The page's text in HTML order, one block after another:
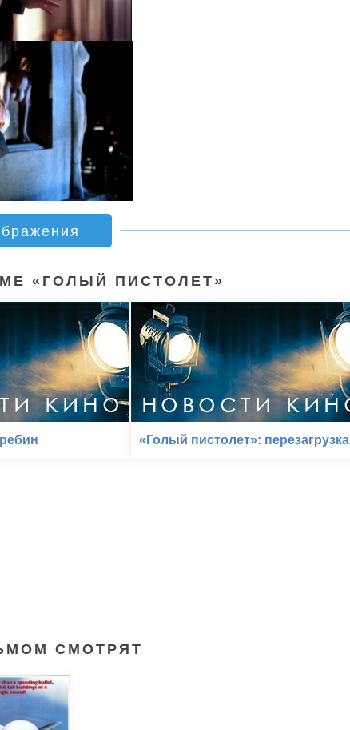
«ГОЛЫЙ ПИСТОЛЕТ»
«Голый пистолет»: перезагрузка
СМОТРЯТ